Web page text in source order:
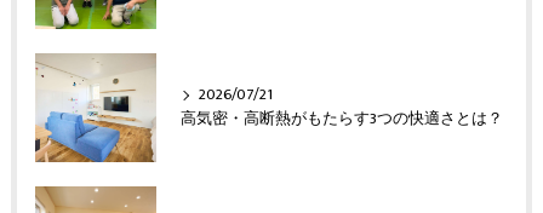
2026/07/21
高気密・高断熱がもたらす3つの快適さとは？